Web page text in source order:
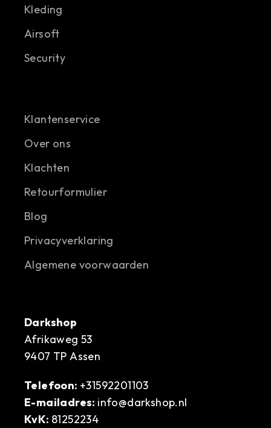
Kleding
Airsoft
Security
Klantenservice
Over ons
Klachten
Retourformulier
Blog
Privacyverklaring
Algemene voorwaarden
Darkshop
Afrikaweg 53
9407 TP Assen
Telefoon: +31592201103
E-mailadres: info@darkshop.nl
KvK: 81252234